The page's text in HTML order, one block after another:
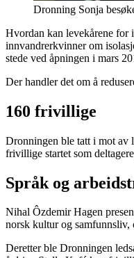
Dronning Sonja
Hvordan kan levekårene for
innvandrerkvinner om
stede ved åpningen i mars
Der handler det om å
160 frivillige
Dronningen ble tatt i mot av
frivillige startet som
Språk og
Nihal Ôzdemir Hagen
norsk kultur og
Deretter ble Dronningen